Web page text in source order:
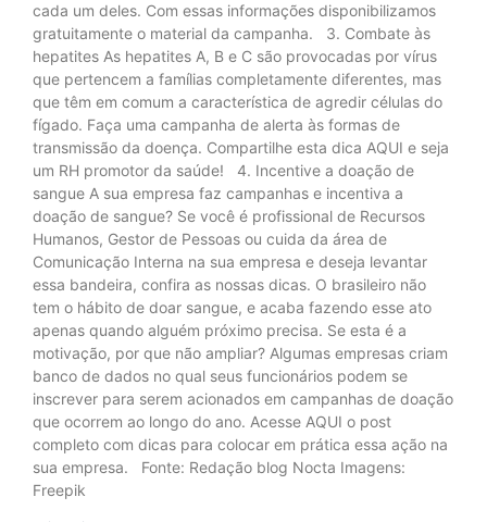
cada um deles. Com essas informações disponibilizamos
gratuitamente o material da campanha. 3. Combate às
hepatites As hepatites A, B e C são provocadas por vírus
que pertencem a famílias completamente diferentes, mas
que têm em comum a característica de agredir células do
fígado. Faça uma campanha de alerta às formas de
transmissão da doença. Compartilhe esta dica AQUI e seja
um RH promotor da saúde! 4. Incentive a doação de
sangue A sua empresa faz campanhas e incentiva a
doação de sangue? Se você é profissional de Recursos
Humanos, Gestor de Pessoas ou cuida da área de
Comunicação Interna na sua empresa e deseja levantar
essa bandeira, confira as nossas dicas. O brasileiro não
tem o hábito de doar sangue, e acaba fazendo esse ato
apenas quando alguém próximo precisa. Se esta é a
motivação, por que não ampliar? Algumas empresas criam
banco de dados no qual seus funcionários podem se
inscrever para serem acionados em campanhas de doação
que ocorrem ao longo do ano. Acesse AQUI o post
completo com dicas para colocar em prática essa ação na
sua empresa. Fonte: Redação blog Nocta Imagens:
Freepik